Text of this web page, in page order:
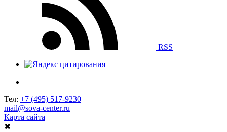
RSS
Тел: +7 (495) 517-9230
mail@sova-center.ru
Карта сайта
✖